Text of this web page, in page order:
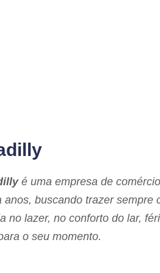
é uma empresa de
anos, buscando trazer sempre
no lazer, no conforto do lar,
o seu momento.